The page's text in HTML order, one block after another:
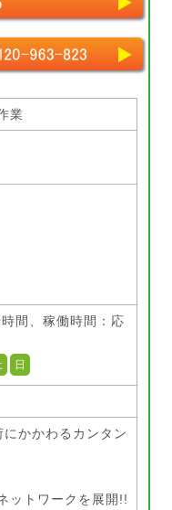
業
間、稼働時間：応
日
かかわるカンタン
ットワークを展開!!